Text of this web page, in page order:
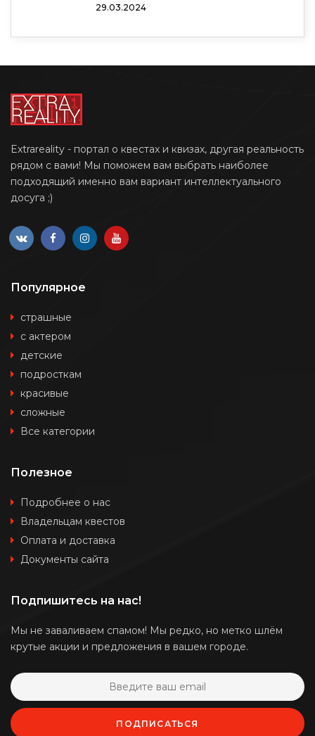
29.03.2024
Extrareality - портал о квестах и квизах, другая реальность
рядом с вами! Мы поможем вам выбрать наиболее
подходящий именно вам вариант интеллектуального
досуга ;)
Популярное
страшные
с актером
детские
подросткам
красивые
сложные
Все категории
Полезное
Подробнее о нас
Владельцам квестов
Оплата и доставка
Документы сайта
Подпишитесь на нас!
Мы не заваливаем спамом! Мы редко, но метко шлём
крутые акции и предложения в вашем городе.
ПОДПИСАТЬСЯ